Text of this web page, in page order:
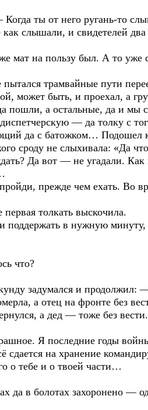
ты от него ругань-то
слышали, и свидетелей два
мат на пользу был. А то уже
трамвайные пути
может быть, и проехал, а
пошли, а остальные, да и мы
— да толку с
да с батожком… Подошел
сроду не слыхивала: «Да
Да вот — не угадали.
прежде чем ехать. Во
толкать выскочила.
поддержать в нужную
что?
задумался и продолжил:
а отец на фронте без
а дед — тоже без
Я последние годы
сдается на хранение
о тебе и о твоей части…
да в болотах захоронено —